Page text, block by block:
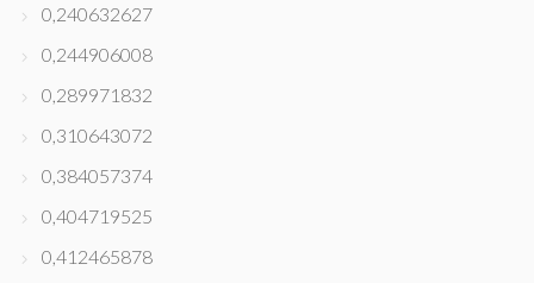
0,240632627
0,244906008
0,289971832
0,310643072
0,384057374
0,404719525
0,412465878